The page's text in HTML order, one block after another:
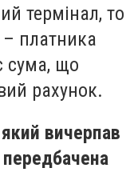
термінал, то
платника
сума, що
рахунок.
вичерпав
передбачена